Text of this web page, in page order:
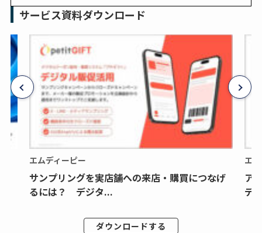
サービス資料ダウンロード
エムディーピー
サンプリングを実店舗への来店・購買につなげ
るには？ デジタ...
ダウンロードする
エ
ア
デ